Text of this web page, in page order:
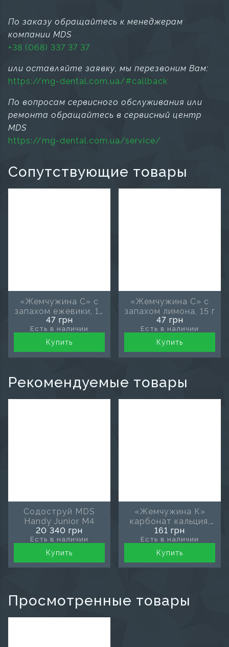
По заказу обращайтесь к менеджерам
компании MDS
+38 (068) 337 37 37
или оставляйте заявку, мы перезвоним Вам:
https://mg-dental.com.ua/#callback
По вопросам сервисного обслуживания или
ремонта обращайтесь в сервисный центр
MDS
https://mg-dental.com.ua/service/
Сопутствующие товары
«Жемчужина С» с
запахом ежевики, 15
г
47 грн
Есть в наличии
Купить
«Жемчужина С» с
запахом лимона, 15 г
47 грн
Есть в наличии
Купить
Рекомендуемые товары
Содоструй MDS
Handy Junior M4
20 340 грн
Есть в наличии
Купить
«Жемчужина К»
карбонат кальция,
50 г
161 грн
Есть в наличии
Купить
Просмотренные товары